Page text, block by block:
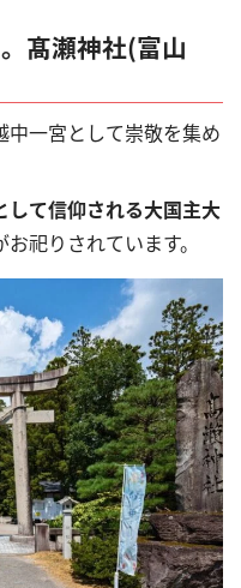
髙瀬神社(富山
一宮として崇敬を集め
して信仰される大国主大
お祀りされています。